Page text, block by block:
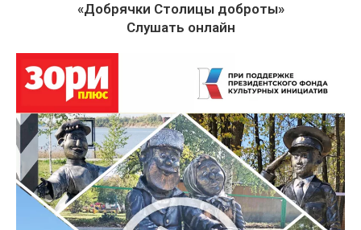
«Добрячки Столицы доброты»
Слушать онлайн